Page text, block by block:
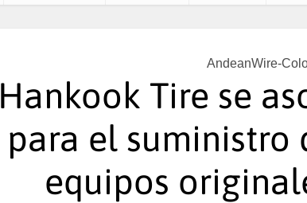
AndeanWire-
Hankook Tire se
para el suministro
equipos